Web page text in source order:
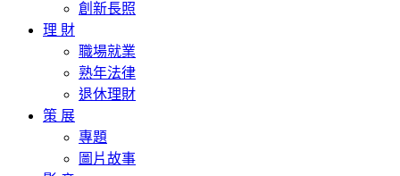
創新長照
理 財
職場就業
熟年法律
退休理財
策 展
專題
圖片故事